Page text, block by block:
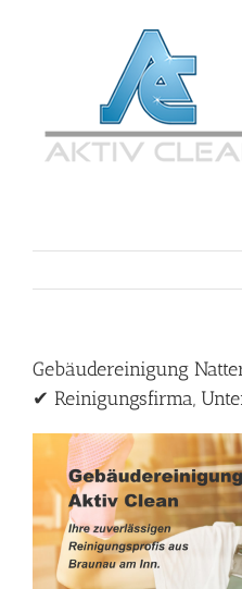
Gebäudereinigung
✔ Reinigungsfirma,